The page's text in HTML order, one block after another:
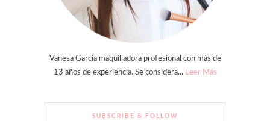
Vanesa Garcia maquilladora profesional con más de
13 años de experiencia. Se considera... Leer Más
SUBSCRIBE & FOLLOW